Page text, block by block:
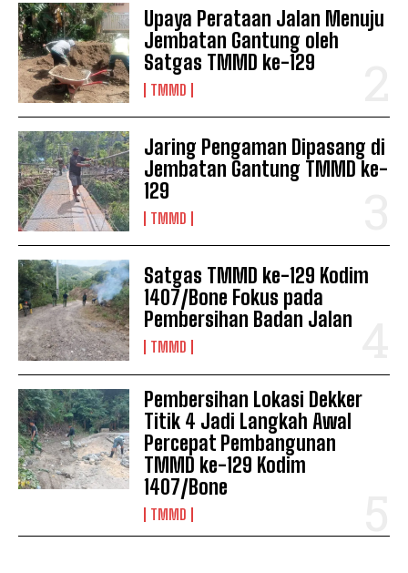
Upaya Perataan Jalan Menuju
Jembatan Gantung oleh
Satgas TMMD ke-129
TMMD
Jaring Pengaman Dipasang di
Jembatan Gantung TMMD ke-
129
TMMD
Satgas TMMD ke-129 Kodim
1407/Bone Fokus pada
Pembersihan Badan Jalan
TMMD
Pembersihan Lokasi Dekker
Titik 4 Jadi Langkah Awal
Percepat Pembangunan
TMMD ke-129 Kodim
1407/Bone
TMMD